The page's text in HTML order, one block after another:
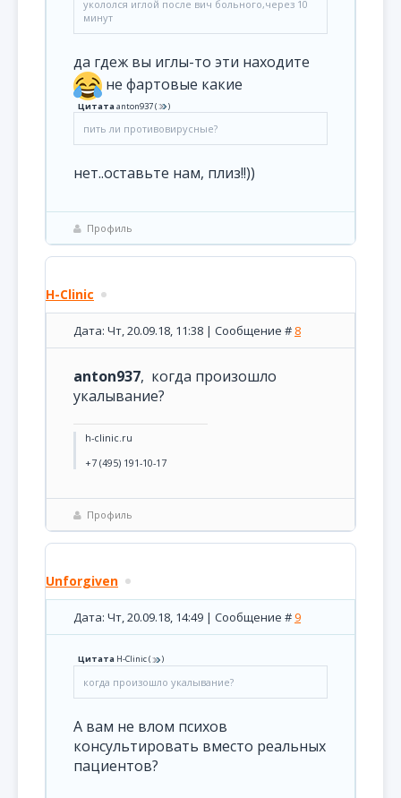
укололся иглой после вич больного,через 10
минут
да гдеж вы иглы-то эти находите
не фартовые какие
Цитатаanton937( )
пить ли противовирусные?
нет..оставьте нам, плиз!!))
Профиль
H-Clinic
Дата: Чт, 20.09.18, 11:38 | Сообщение # 8
anton937, когда произошло
укалывание?
h-clinic.ru
+7 (495) 191-10-17
Профиль
Unforgiven
Дата: Чт, 20.09.18, 14:49 | Сообщение #9
Цитата H-Clinic( )
когда произошло укалывание?
А вам не влом психов
консультировать вместо реальных
пациентов?